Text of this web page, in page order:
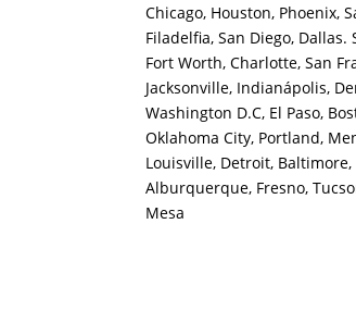
Chicago, Houston, Phoenix,
Filadelfia, San Diego, Dallas.
Fort Worth, Charlotte, San
Jacksonville, Indianápolis,
Washington D.C, El Paso,
Oklahoma City, Portland,
Louisville, Detroit,
Alburquerque, Fresno,
Mesa